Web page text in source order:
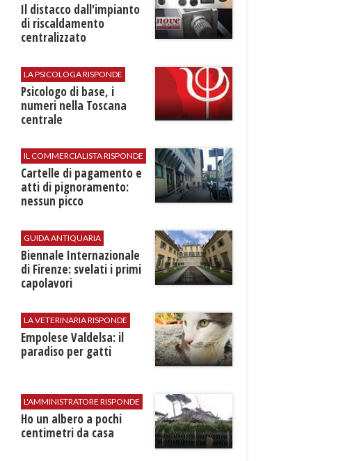
Il distacco dall'impianto
di riscaldamento
centralizzato
LA PSICOLOGA RISPONDE
Psicologo di base, i
numeri nella Toscana
centrale
IL COMMERCIALISTA RISPONDE
Cartelle di pagamento e
atti di pignoramento:
nessun picco
GUIDA ANTIQUARIA
Biennale Internazionale
di Firenze: svelati i primi
capolavori
LA VETERINARIA RISPONDE
Empolese Valdelsa: il
paradiso per gatti
L'AMMINISTRATORE RISPONDE
Ho un albero a pochi
centimetri da casa